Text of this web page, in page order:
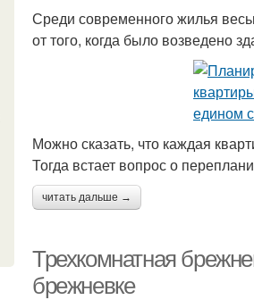
Среди современного жилья
от того, когда было возведено
Можно сказать, что каждая
Тогда встает вопрос о
читать дальше →
Трехкомнатная
брежневке